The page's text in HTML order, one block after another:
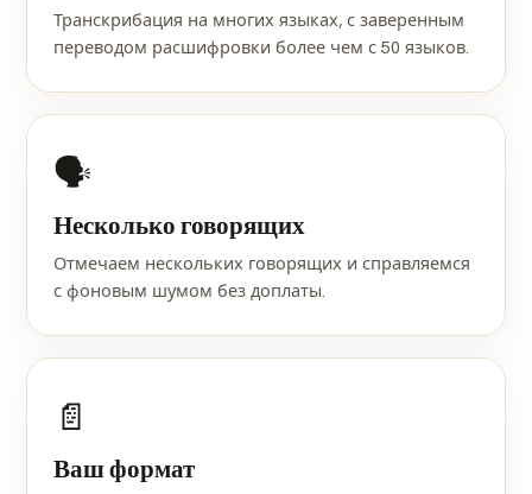
Транскрибация на многих языках, с заверенным
переводом расшифровки более чем с 50 языков.
🗣️
Несколько говорящих
Отмечаем нескольких говорящих и справляемся
с фоновым шумом без доплаты.
📄
Ваш формат